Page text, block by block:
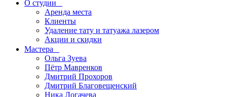
О студии
Аренда места
Клиенты
Удаление тату и татуажа лазером
Акции и скидки
Мастера
Ольга Зуева
Пётр Мавренков
Дмитрий Прохоров
Дмитрий Благовещенский
Ника Логачева